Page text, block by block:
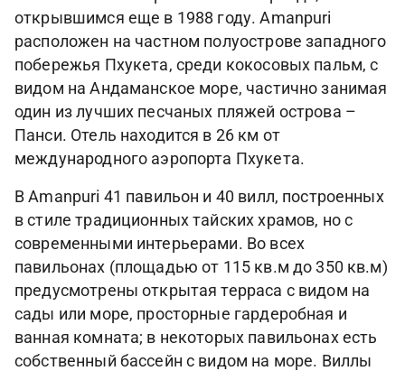
открывшимся еще в 1988 году. Amanpuri
расположен на частном полуострове западного
побережья Пхукета, среди кокосовых пальм, с
видом на Андаманское море, частично занимая
один из лучших песчаных пляжей острова –
Панси. Отель находится в 26 км от
международного аэропорта Пхукета.
В Amanpuri 41 павильон и 40 вилл, построенных
в стиле традиционных тайских храмов, но с
современными интерьерами. Во всех
павильонах (площадью от 115 кв.м до 350 кв.м)
предусмотрены открытая терраса с видом на
сады или море, просторные гардеробная и
ванная комната; в некоторых павильонах есть
собственный бассейн с видом на море. Виллы